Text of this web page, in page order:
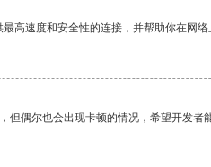
高速度和安全性的连接，并帮助你在网络
但偶尔也会出现卡顿的情况，希望开发者